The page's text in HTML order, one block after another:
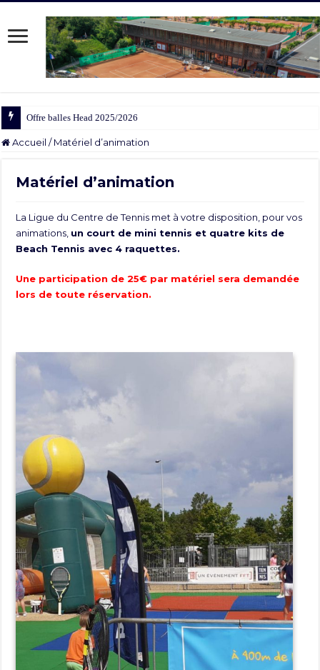
Offre balles Head 2025/2026
Accueil / Matériel d’animation
Matériel d’animation
La Ligue du Centre de Tennis met à votre disposition, pour vos
animations, un court de mini tennis et quatre kits de
Beach Tennis avec 4 raquettes.
Une participation de 25€ par matériel sera demandée
lors de toute réservation.